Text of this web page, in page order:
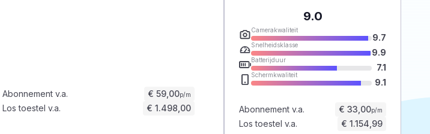
Abonnement v.a. € 59,00p/m
Los toestel v.a. € 1.498,00
9.0
Camerakwaliteit
9.7
Snelheidsklasse
9.9
Batterijduur
7.1
Schermkwaliteit
9.1
Abonnement v.a. € 33,00p/m
Los toestel v.a. € 1.154,99